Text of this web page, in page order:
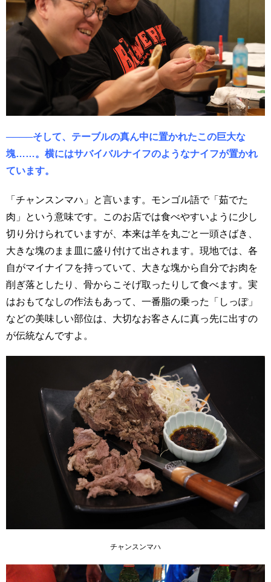
────そして、テーブルの真ん中に置かれたこの巨大な
塊……。横にはサバイバルナイフのようなナイフが置かれ
ています。
「チャンスンマハ」と言います。モンゴル語で「茹でた
肉」という意味です。このお店では食べやすいように少し
切り分けられていますが、本来は羊を丸ごと一頭さばき、
大きな塊のまま皿に盛り付けて出されます。現地では、各
自がマイナイフを持っていて、大きな塊から自分でお肉を
削ぎ落としたり、骨からこそげ取ったりして食べます。実
はおもてなしの作法もあって、一番脂の乗った「しっぽ」
などの美味しい部位は、大切なお客さんに真っ先に出すの
が伝統なんですよ。
チャンスンマハ